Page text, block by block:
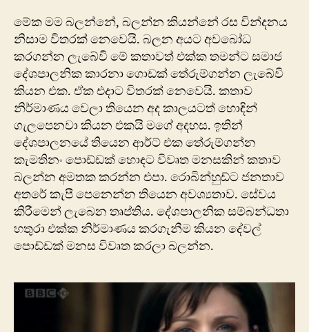
මේක මම බලන්නේ, බලන්න කියන්නේ රස වින්දනය
නිසාම විතරක් නෙවෙයි. බලන අයට අවබෝධ
කරගන්න ලැබේවි මේ කතාවත් එක්ක තමන්ට සමාජ
දේශපාලනික කාරනා ගොඩක් තේරුම්ගන්න ලැබේවි
කියන එක. ඒක ‍එදාට විතරක් නෙවෙයි. කතාව
නිර්මාණය වෙලා තියෙන අද කාලයටත් හොඳින්
ගැලපෙනවා කියන එකයි මගේ අදහස. ඉතින්
දේශපාලනයේ තියෙන ආර්ට් එක තේරුම්ගන්න
කැමතිනං පොඩ්ඩක් හොඳට විවෘත මනසකින් කතාව
බලන්න අමතක කරන්න එපා. රොබින්හුඩ්ට ජනතාව
අ‍තරේ කැපී පෙනෙන්න තියෙන අවශ්‍යතාව. සේවය
කිරීමෙන් ලැබෙන තෘප්තිය. දේශපාලනික සම්බන්ධතා
හතුරා එක්ක නිර්මාණය කරගැනීම කියන දේවල්
පොඩ්ඩක් මනස විවෘත කරලා බලන්න.